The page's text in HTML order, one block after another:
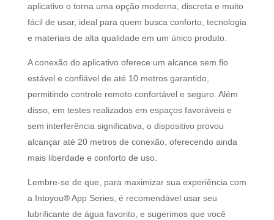
aplicativo o torna uma opção moderna, discreta e muito
fácil de usar, ideal para quem busca conforto, tecnologia
e materiais de alta qualidade em um único produto.
A conexão do aplicativo oferece um alcance sem fio
estável e confiável de até 10 metros garantido,
permitindo controle remoto confortável e seguro. Além
disso, em testes realizados em espaços favoráveis e
sem interferência significativa, o dispositivo provou
alcançar até 20 metros de conexão, oferecendo ainda
mais liberdade e conforto de uso.
Lembre-se de que, para maximizar sua experiência com
a Intoyou® App Series, é recomendável usar seu
lubrificante de água favorito, e sugerimos que você